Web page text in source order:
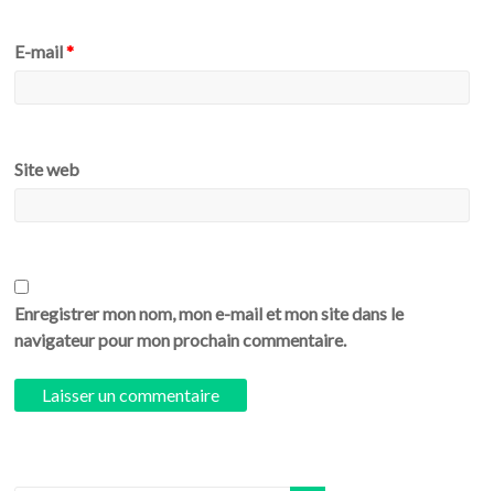
E-mail*
Site web
Enregistrer mon nom, mon e-mail et mon site dans le
navigateur pour mon prochain commentaire.